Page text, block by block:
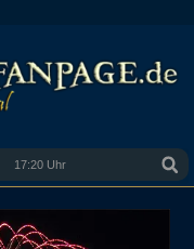
17:20 Uhr